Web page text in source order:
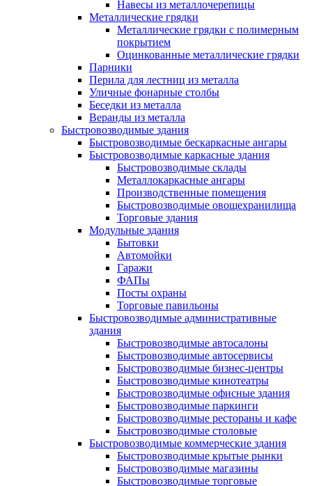
Навесы из металлочерепицы
Металлические грядки
Металлические грядки с полимерным
покрытием
Оцинкованные металлические грядки
Парники
Перила для лестниц из металла
Уличные фонарные столбы
Беседки из металла
Веранды из металла
Быстровозводимые здания
Быстровозводимые бескаркасные ангары
Быстровозводимые каркасные здания
Быстровозводимые склады
Металлокаркасные ангары
Производственные помещения
Быстровозводимые овощехранилища
Торговые здания
Модульные здания
Бытовки
Автомойки
Гаражи
ФАПы
Посты охраны
Торговые павильоны
Быстровозводимые административные
здания
Быстровозводимые автосалоны
Быстровозводимые автосервисы
Быстровозводимые бизнес-центры
Быстровозводимые кинотеатры
Быстровозводимые офисные здания
Быстровозводимые паркинги
Быстровозводимые рестораны и кафе
Быстровозводимые столовые
Быстровозводимые коммерческие здания
Быстровозводимые крытые рынки
Быстровозводимые магазины
Быстровозводимые торговые